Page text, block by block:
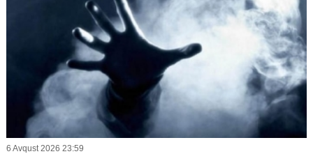
6 Avqust 2026 23:59